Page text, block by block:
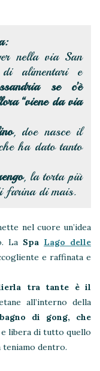
nella via San
alimentari e
se c’è
“viene da via
, doe nasce il
ha dato tanto
, la torta più
farina di mais.
nel cuore un’idea
La Spa Lago delle
e raffinata e
tra tante è il
all’interno della
di gong, che
libera di tutto quello
teniamo dentro.